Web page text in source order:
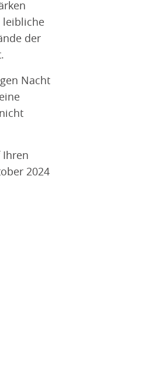
leibliche
der
Nacht
Ihren
2024